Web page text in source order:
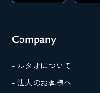
Company
- ルタオについて
- 法人のお客様へ